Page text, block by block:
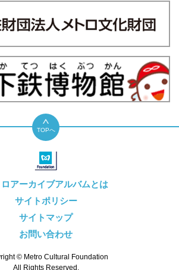
TOPへ
ロアーカイブアルバムとは
サイトポリシー
サイトマップ
お問い合わせ
© Metro Cultural Foundation
All Rights Reserved.